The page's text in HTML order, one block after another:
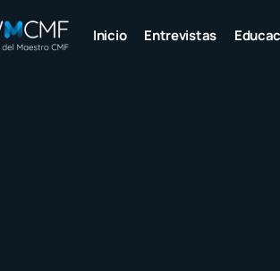
Inicio Entrevistas